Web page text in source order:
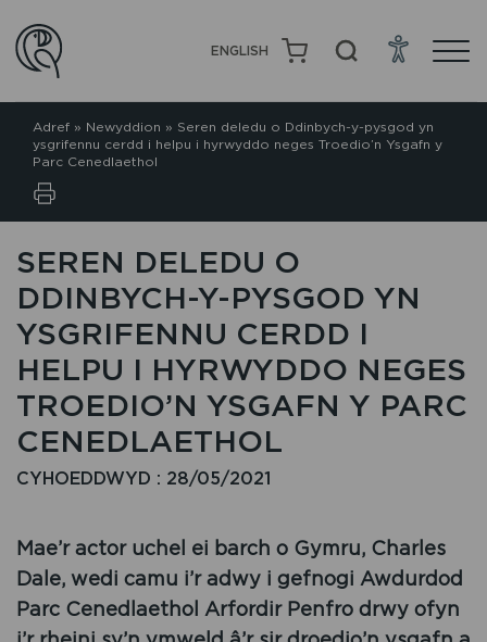
ENGLISH
Adref » Newyddion » Seren deledu o Ddinbych-y-pysgod yn
ysgrifennu cerdd i helpu i hyrwyddo neges Troedio’n Ysgafn y
Parc Cenedlaethol
SEREN DELEDU O
DDINBYCH-Y-PYSGOD YN
YSGRIFENNU CERDD I
HELPU I HYRWYDDO NEGES
TROEDIO’N YSGAFN Y PARC
CENEDLAETHOL
CYHOEDDWYD : 28/05/2021
Mae’r actor uchel ei barch o Gymru, Charles
Dale, wedi camu i’r adwy i gefnogi Awdurdod
Parc Cenedlaethol Arfordir Penfro drwy ofyn